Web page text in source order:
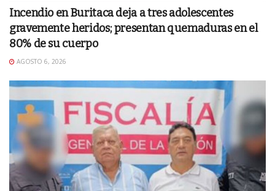
Incendio en Buritaca deja a tres adolescentes
gravemente heridos; presentan quemaduras en el
80% de su cuerpo
AGOSTO 6, 2026